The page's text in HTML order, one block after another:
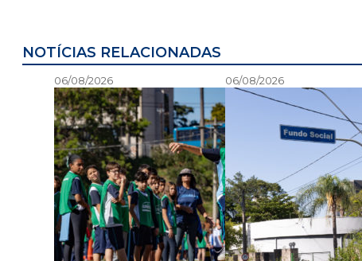
NOTÍCIAS RELACIONADAS
06/08/2026 06/08/2026